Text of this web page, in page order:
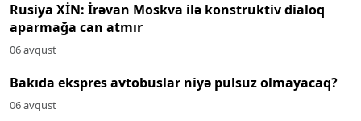
Rusiya XİN: İrəvan Moskva ilə konstruktiv dialoq
aparmağa can atmır
06 avqust
Bakıda ekspres avtobuslar niyə pulsuz olmayacaq?
06 avqust